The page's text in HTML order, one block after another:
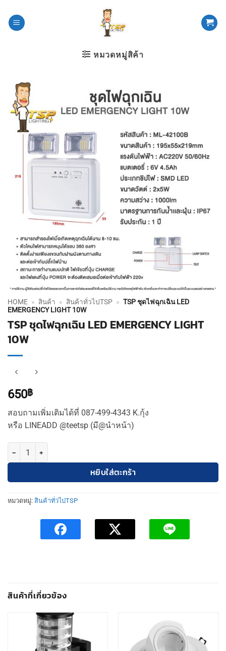
หมวดหมู่สิค้า
HOME » สินค้า » สินค้าทั่วไปTSP » TSP ชุดไฟฉุกเฉิน LED
EMERGENCY LIGHT 10W
TSP ชุดไฟฉุกเฉิน LED EMERGENCY LIGHT
10W
650฿
สอบถามเพิ่มเติมได้ที่ 087-499-4343 K.กุ้ง
หรือ LINEADD @teetsp (มี@นำหน้า)
จำนวน TSP ชุดไฟฉุกเฉิน LED EMERGENCY LIGHT 10W ชิ้น
หยิบใส่ตะกร้า
หมวดหมู่: สินค้าทั่วไปTSP
สินค้าที่เกี่ยวข้อง